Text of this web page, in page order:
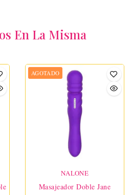
En La Misma
AGOTADO
NALONE
Masajeador Doble Jane